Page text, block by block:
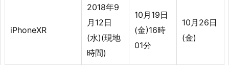
iPhoneXR
2018年9
月12日
(水)(現地
時間)
10月19日
(金)16時
01分
10月26日
(金)